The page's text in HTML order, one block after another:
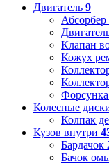
Двигатель 9
Клапан
Кожух
Форсунка
Колесные
Колпак
Кузов внутри
Бардачок
Бачок